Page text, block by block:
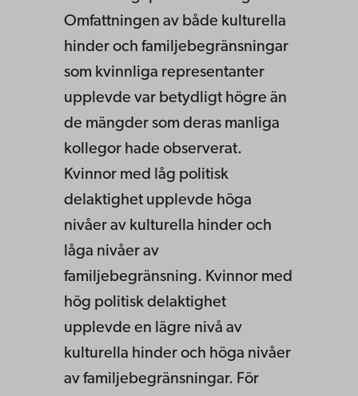
Omfattningen av både kulturella
hinder och familjebegränsningar
som kvinnliga representanter
upplevde var betydligt högre än
de mängder som deras manliga
kollegor hade observerat.
Kvinnor med låg politisk
delaktighet upplevde höga
nivåer av kulturella hinder och
låga nivåer av
familjebegränsning. Kvinnor med
hög politisk delaktighet
upplevde en lägre nivå av
kulturella hinder och höga nivåer
av familjebegränsningar. För